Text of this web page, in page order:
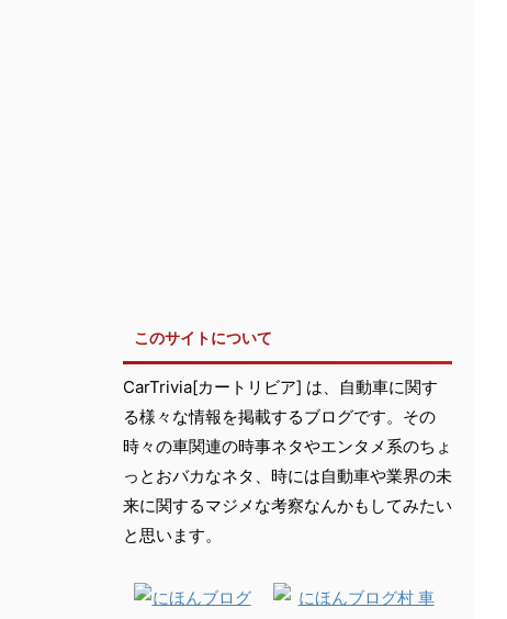
このサイトについて
CarTrivia[カートリビア] は、自動車に関す
る様々な情報を掲載するブログです。その
時々の車関連の時事ネタやエンタメ系のちょ
っとおバカなネタ、時には自動車や業界の未
来に関するマジメな考察なんかもしてみたい
と思います。